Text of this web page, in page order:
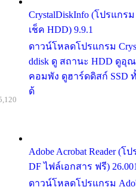
CrystalDiskInfo (โปรแกร
เช็ค HDD) 9.9.1
ดาวน์โหลดโปรแกรม
ddisk ดู สถานะ HDD ดูอุ
คอมพัง ดูฮาร์ดดิสก์ SSD ทั้
ด้
Adobe Acrobat Reader (
DF ไฟล์เอกสาร ฟรี) 26.001
ดาวน์โหลดโปรแกรม